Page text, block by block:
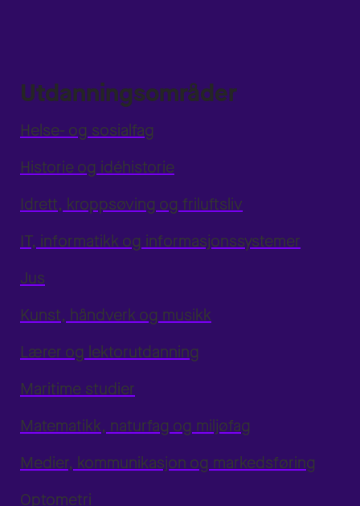
Utdanningsområder
Helse- og sosialfag
Historie og idéhistorie
Idrett, kroppsøving og friluftsliv
IT, informatikk og informasjonssystemer
Jus
Kunst, håndverk og musikk
Lærer og lektorutdanning
Maritime studier
Matematikk, naturfag og miljøfag
Medier, kommunikasjon og markedsføring
Optometri